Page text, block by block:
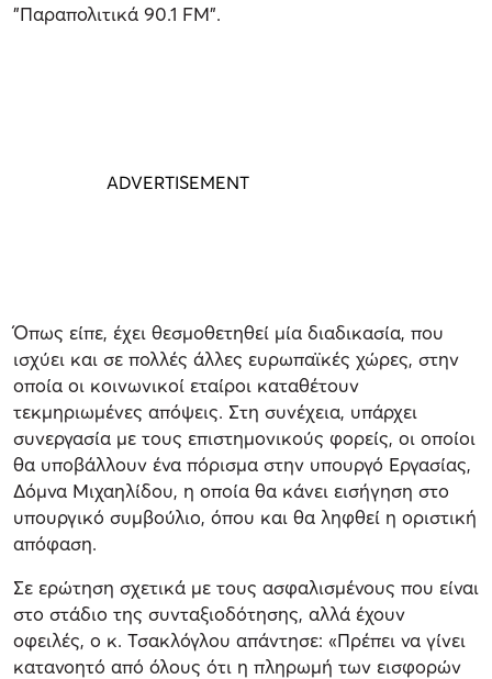
"Παραπολιτικά 90.1 FM".
Όπως είπε, έχει θεσμοθετηθεί μία διαδικασία, που
ισχύει και σε πολλές άλλες ευρωπαϊκές χώρες, στην
οποία οι κοινωνικοί εταίροι καταθέτουν
τεκμηριωμένες απόψεις. Στη συνέχεια, υπάρχει
συνεργασία με τους επιστημονικούς φορείς, οι οποίοι
θα υποβάλλουν ένα πόρισμα στην υπουργό Εργασίας,
Δόμνα Μιχαηλίδου, η οποία θα κάνει εισήγηση στο
υπουργικό συμβούλιο, όπου και θα ληφθεί η οριστική
απόφαση.
Σε ερώτηση σχετικά με τους ασφαλισμένους που είναι
στο στάδιο της συνταξιοδότησης, αλλά έχουν
οφειλές, ο κ. Τσακλόγλου απάντησε: «Πρέπει να γίνει
κατανοητό από όλους ότι η πληρωμή των εισφορών